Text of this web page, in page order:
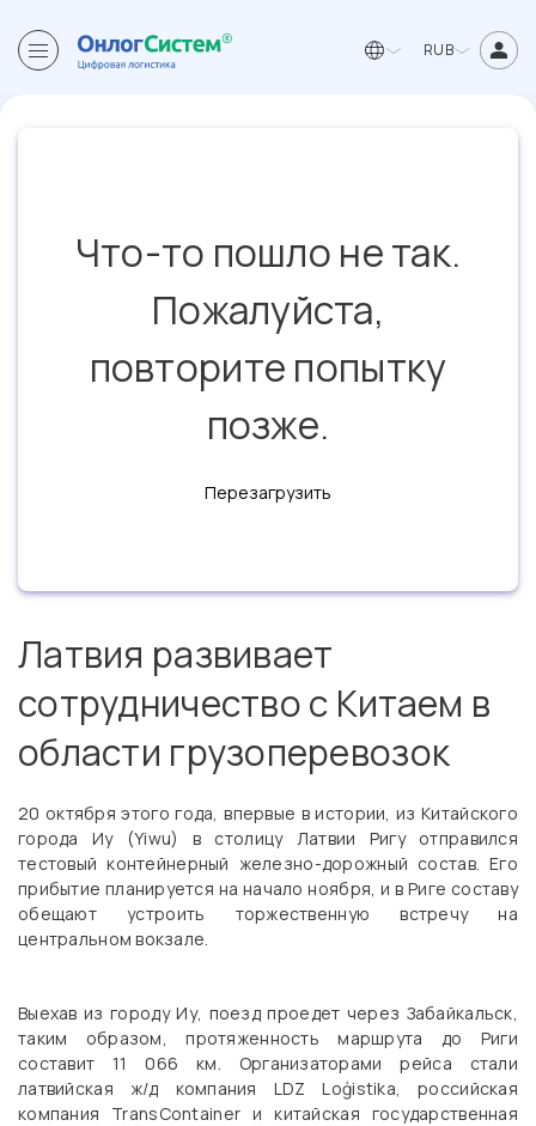
RUB
Что-то пошло не так.
Пожалуйста,
повторите попытку
позже.
Перезагрузить
Латвия развивает
сотрудничество с Китаем в
области грузоперевозок
20 октября этого года, впервые в истории, из Китайского
города Иу (Yiwu) в столицу Латвии Ригу отправился
тестовый контейнерный железно-дорожный состав. Его
прибытие планируется на начало ноября, и в Риге составу
обещают устроить торжественную встречу на
центральном вокзале.
Выехав из городу Иу, поезд проедет через Забайкальск,
таким образом, протяженность маршрута до Риги
составит 11 066 км. Организаторами рейса стали
латвийская ж/д компания LDZ Loģistika, российская
компания TransContainer и китайская государственная